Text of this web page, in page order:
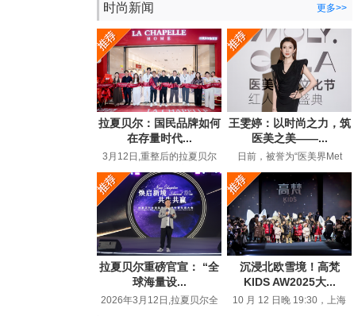
时尚新闻 更多>>
拉夏贝尔：国民品牌如何
在存量时代...
3月12日,重整后的拉夏贝尔
“线上百亿回归”,重新回到行
业视...
王雯婷：以时尚之力，筑
医美之美——...
日前，被誉为“医美界Met
圆满落幕。这场汇聚全球顶
尖医...
拉夏贝尔重磅官宣： “全
球海量设...
2026年3月12日,拉夏贝尔全
沉浸北欧雪境！高梵
KIDS AW2025大...
10 月 12 日晚 19:30，上海